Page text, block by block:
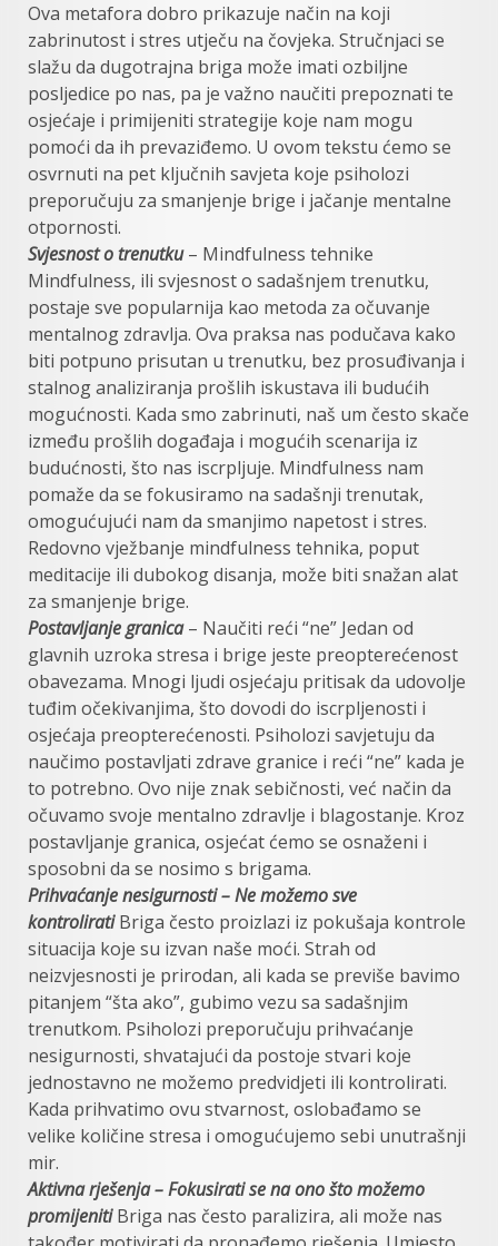
Ova metafora dobro prikazuje način na koji
zabrinutost i stres utječu na čovjeka. Stručnjaci se
slažu da dugotrajna briga može imati ozbiljne
posljedice po nas, pa je važno naučiti prepoznati te
osjećaje i primijeniti strategije koje nam mogu
pomoći da ih prevaziđemo. U ovom tekstu ćemo se
osvrnuti na pet ključnih savjeta koje psiholozi
preporučuju za smanjenje brige i jačanje mentalne
otpornosti.
Svjesnost o trenutku– Mindfulness tehnike
Mindfulness, ili svjesnost o sadašnjem trenutku,
postaje sve popularnija kao metoda za očuvanje
mentalnog zdravlja. Ova praksa nas podučava kako
biti potpuno prisutan u trenutku, bez prosuđivanja i
stalnog analiziranja prošlih iskustava ili budućih
mogućnosti. Kada smo zabrinuti, naš um često skače
između prošlih događaja i mogućih scenarija iz
budućnosti, što nas iscrpljuje. Mindfulness nam
pomaže da se fokusiramo na sadašnji trenutak,
omogućujući nam da smanjimo napetost i stres.
Redovno vježbanje mindfulness tehnika, poput
meditacije ili dubokog disanja, može biti snažan alat
za smanjenje brige.
Postavljanje granica– Naučiti reći “ne” Jedan od
glavnih uzroka stresa i brige jeste preopterećenost
obavezama. Mnogi ljudi osjećaju pritisak da udovolje
tuđim očekivanjima, što dovodi do iscrpljenosti i
osjećaja preopterećenosti. Psiholozi savjetuju da
naučimo postavljati zdrave granice i reći “ne” kada je
to potrebno. Ovo nije znak sebičnosti, već način da
očuvamo svoje mentalno zdravlje i blagostanje. Kroz
postavljanje granica, osjećat ćemo se osnaženi i
sposobni da se nosimo s brigama.
Prihvaćanje nesigurnosti – Ne možemo sve
kontrolirati Briga često proizlazi iz pokušaja kontrole
situacija koje su izvan naše moći. Strah od
neizvjesnosti je prirodan, ali kada se previše bavimo
pitanjem “šta ako”, gubimo vezu sa sadašnjim
trenutkom. Psiholozi preporučuju prihvaćanje
nesigurnosti, shvatajući da postoje stvari koje
jednostavno ne možemo predvidjeti ili kontrolirati.
Kada prihvatimo ovu stvarnost, oslobađamo se
velike količine stresa i omogućujemo sebi unutrašnji
mir.
Aktivna rješenja – Fokusirati se na ono što možemo
promijenitiBriga nas često paralizira, ali može nas